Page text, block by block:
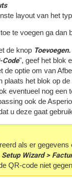
layout van het
te voegen ga dan
de knop Toevoegen.
Code", geef het blok
de optie om van
plaats het blok op
eventueel nog
ook de
u deze gaat
als er
Setup Wizard >
QR-code niet